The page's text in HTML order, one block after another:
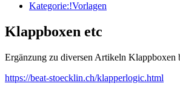
Kategorie:!Vorlagen
Klappboxen etc
Ergänzung zu diversen Artikeln Klappboxen
https://beat-stoecklin.ch/klapperlogic.html